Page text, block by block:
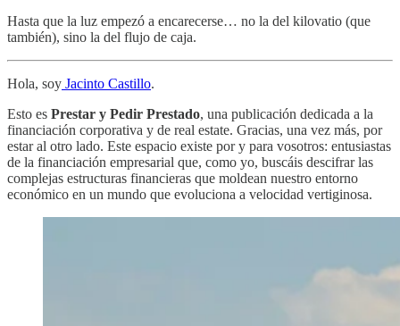
Hasta que la luz empezó a encarecerse… no la del kilovatio (que
también), sino la del flujo de caja.
Hola, soy Jacinto Castillo.
Esto es Prestar y Pedir Prestado, una publicación dedicada a la
financiación corporativa y de real estate. Gracias, una vez más, por
estar al otro lado. Este espacio existe por y para vosotros: entusiastas
de la financiación empresarial que, como yo, buscáis descifrar las
complejas estructuras financieras que moldean nuestro entorno
económico en un mundo que evoluciona a velocidad vertiginosa.